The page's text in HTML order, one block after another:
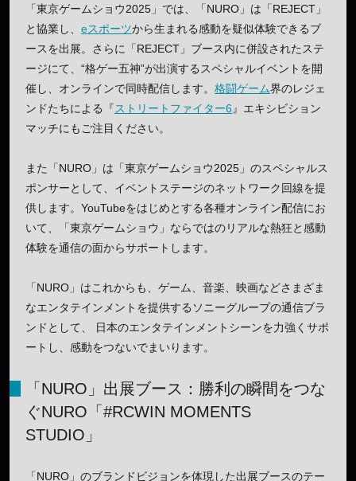
「東京ゲームショウ2025」では、「NURO」は「REJECT」
と協業し、 eスポーツから生まれる感動を疑似体験できるブ
ースを出展。さらに「REJECT」ブース内に併設されたステ
ージにて、“格ゲー五神”が出演するスペシャルイベントを開
催し、オンラインで同時配信します。 格闘ゲーム界のレジェ
ンドたちによる『ストリートファイター6 』エキシビション
マッチにもご注目ください。
また「NURO」は「東京ゲームショウ2025」のスペシャルス
ポンサーとして、イベントステージのネットワーク回線を提
供します。YouTubeをはじめとする各種オンライン配信にお
いて、「東京ゲームショウ」ならではのリアルな熱狂と感動
体験を通信の面からサポートします。
「NURO」はこれからも、ゲーム、音楽、映画などさまざま
なエンタテインメントを提供するソニーグループの通信ブラ
ンドとして、 日本のエンタテインメントシーンを力強くサポ
ートし、感動をつないでまいります。
「NURO」出展ブース：勝利の瞬間をつな
ぐNURO「#RCWIN MOMENTS
STUDIO」
「NURO」のブランドビジョンを体現した出展ブースのテー